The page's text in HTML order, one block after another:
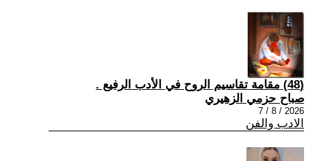
(48) مقامة تقاسيم الروح في الأدب الرفيع .
صباح حزمي الزهيري
2026 / 8 / 7
الادب والفن